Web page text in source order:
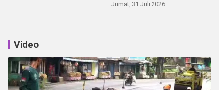
Jumat, 31 Juli 2026
Video